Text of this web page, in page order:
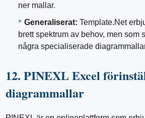
ner mallar.
Generaliserat: Template.Net
brett spektrum av behov, men som
några specialiserade
12. PINEXL Excel
diagrammallar